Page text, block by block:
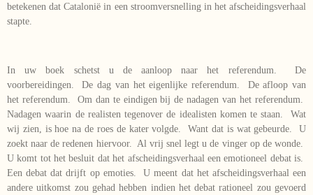
betekenen dat Catalonië in een stroomversnelling in het afscheidingsverhaal
stapte.
In uw boek schetst u de aanloop naar het referendum. De
voorbereidingen. De dag van het eigenlijke referendum. De afloop van
het referendum. Om dan te eindigen bij de nadagen van het referendum.
Nadagen waarin de realisten tegenover de idealisten komen te staan. Wat
wij zien, is hoe na de roes de kater volgde. Want dat is wat gebeurde. U
zoekt naar de redenen hiervoor. Al vrij snel legt u de vinger op de wonde.
U komt tot het besluit dat het afscheidingsverhaal een emotioneel debat is.
Een debat dat drijft op emoties. U meent dat het afscheidingsverhaal een
andere uitkomst zou gehad hebben indien het debat rationeel zou gevoerd